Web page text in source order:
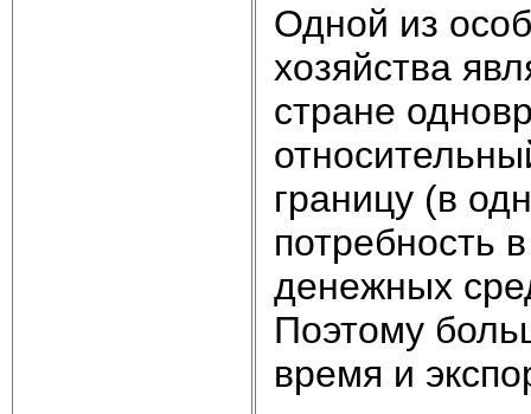
Одной из
хозяйства
стране
границу (в
потребность
денежных
Поэтому
время и